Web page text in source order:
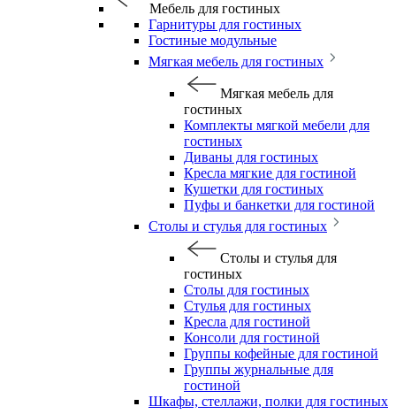
Мебель для гостиных
Гарнитуры для гостиных
Гостиные модульные
Мягкая мебель для гостиных
Мягкая мебель для
гостиных
Комплекты мягкой мебели для
гостиных
Диваны для гостиных
Кресла мягкие для гостиной
Кушетки для гостиных
Пуфы и банкетки для гостиной
Столы и стулья для гостиных
Столы и стулья для
гостиных
Столы для гостиных
Стулья для гостиных
Кресла для гостиной
Консоли для гостиной
Группы кофейные для гостиной
Группы журнальные для
гостиной
Шкафы, стеллажи, полки для гостиных